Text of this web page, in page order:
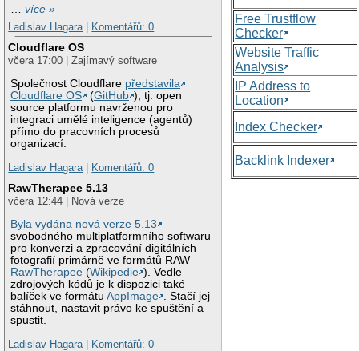
…více »
Ladislav Hagara
Komentářů: 0
Cloudflare OS
včera 17:00 | Zajímavý software
Společnost Cloudflare představila
Cloudflare OS
(GitHub ), tj. open
source platformu navrženou pro
integraci umělé inteligence (agentů)
přímo do pracovních procesů
organizací.
Ladislav Hagara
Komentářů: 0
RawTherapee 5.13
včera 12:44 | Nová verze
Byla vydána nová verze 5.13
svobodného multiplatformního softwaru
pro konverzi a zpracování digitálních
fotografií primárně ve formátů RAW
RawTherapee (Wikipedie ). Vedle
zdrojových kódů je k dispozici také
balíček ve formátuAppImage . Stačí jej
stáhnout, nastavit právo ke spuštění a
spustit.
Ladislav Hagara
Komentářů: 0
Free Trustflow
Checker
Website Traffic
Analysis
IP Address to
Location
Index Checker
Backlink Indexer